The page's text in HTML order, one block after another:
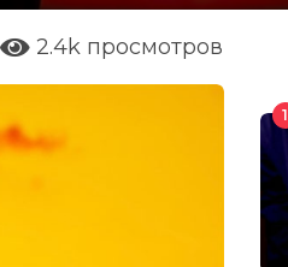
2.4k просмотров
1